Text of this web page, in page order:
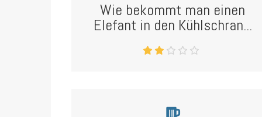
Wie bekommt man einen
Elefant in den Kühlschran...